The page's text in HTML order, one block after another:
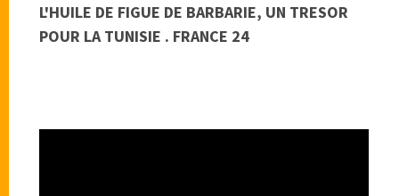
L'HUILE DE FIGUE DE BARBARIE, UN TRESOR
POUR LA TUNISIE . FRANCE 24